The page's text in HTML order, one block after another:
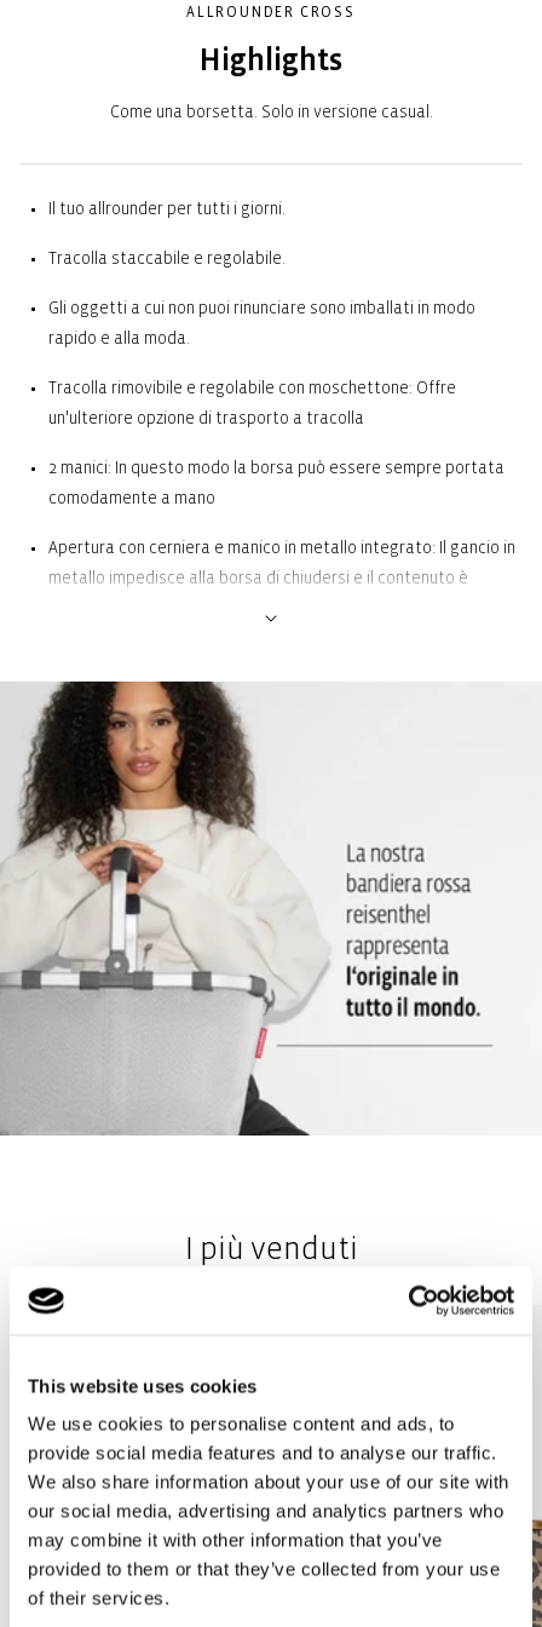
This website uses cookies
We use cookies to personalise content and ads, to
provide social media features and to analyse our traffic.
We also share information about your use of our site with
our social media, advertising and analytics partners who
may combine it with other information that you’ve
provided to them or that they’ve collected from your use
of their services.
ALLROUNDER CROSS
Highlights
Come una borsetta. Solo in versione casual.
Il tuo allrounder per tutti i giorni.
Tracolla staccabile e regolabile.
Gli oggetti a cui non puoi rinunciare sono imballati in modo
rapido e alla moda.
Tracolla rimovibile e regolabile con moschettone: Offre
un'ulteriore opzione di trasporto a tracolla
2 manici: In questo modo la borsa può essere sempre portata
comodamente a mano
Apertura con cerniera e manico in metallo integrato: Il gancio in
metallo impedisce alla borsa di chiudersi e il contenuto è
3 scomparti e 1 scomparto con cerniera all'interno: Spazio per
riporre oggetti di piccole dimensioni come chiavi, cellulare, ecc.
Organizzazione ordinata
Pareti laterali e fondo leggermente imbottiti: Protegge il
contenuto della borsa
I più venduti